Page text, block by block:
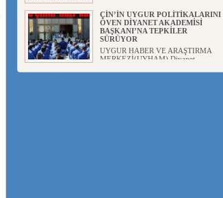
ÇİN’İN UYGUR POLİTİKALARINI
ÖVEN DİYANET AKADEMİSİ
BAŞKANI’NA TEPKİLER
SÜRÜYOR
UYGUR HABER VE ARAŞTIRMA
MERKEZİ(UYHAM) Diyanet
MHP’DEN URUMÇİ KATLİAMI